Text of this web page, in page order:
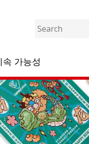
속 가능성